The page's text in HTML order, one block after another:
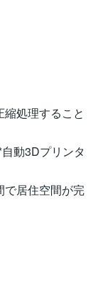
処理すること
動3Dプリンタ
居住空間が完